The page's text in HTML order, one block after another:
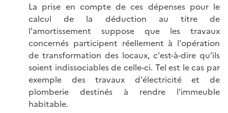
La prise en compte de ces dépenses pour le
calcul de la déduction au titre de
l'amortissement suppose que les travaux
concernés participent réellement à l'opération
de transformation des locaux, c'est-à-dire qu'ils
soient indissociables de celle-ci. Tel est le cas par
exemple des travaux d'électricité et de
plomberie destinés à rendre l'immeuble
habitable.